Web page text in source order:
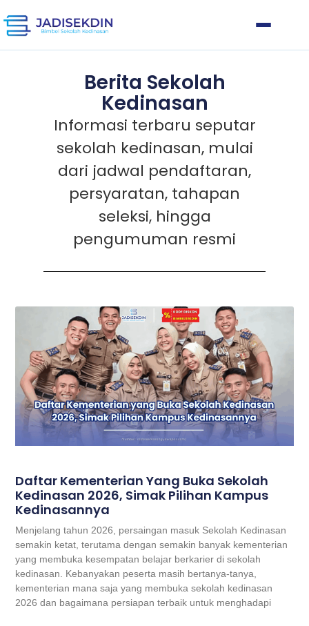
Berita Sekolah
Kedinasan
Informasi terbaru seputar
sekolah kedinasan, mulai
dari jadwal pendaftaran,
persyaratan, tahapan
seleksi, hingga
pengumuman resmi
Daftar Kementerian Yang Buka Sekolah
Kedinasan 2026, Simak Pilihan Kampus
Kedinasannya
Menjelang tahun 2026, persaingan masuk Sekolah Kedinasan
semakin ketat, terutama dengan semakin banyak kementerian
yang membuka kesempatan belajar berkarier di sekolah
kedinasan. Kebanyakan peserta masih bertanya-tanya,
kementerian mana saja yang membuka sekolah kedinasan
2026 dan bagaimana persiapan terbaik untuk menghadapi